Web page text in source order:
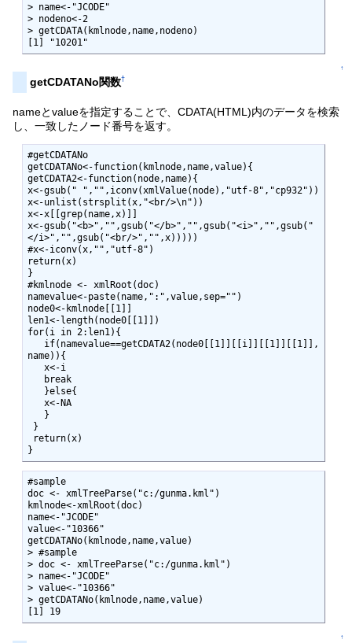
> name<-"JCODE"
> nodeno<-2
> getCDATA(kmlnode,name,nodeno)
[1] "10201"
↑
getCDATANo関数†
nameとvalueを指定することで、CDATA(HTML)内のデータを検索
し、一致したノード番号を返す。
#getCDATANo
getCDATANo<-function(kmlnode,name,value){
getCDATA2<-function(node,name){
x<-gsub(" ","",iconv(xmlValue(node),"utf-8","cp932"))
x<-unlist(strsplit(x,"<br/>\n"))
x<-x[[grep(name,x)]]
x<-gsub("<b>","",gsub("</b>","",gsub("<i>","",gsub("
</i>","",gsub("<br/>","",x)))))
#x<-iconv(x,"","utf-8")
return(x)
}
#kmlnode <- xmlRoot(doc)
namevalue<-paste(name,":",value,sep="")
node0<-kmlnode[[1]]
len1<-length(node0[[1]])
for(i in 2:len1){
name)){
}
#sample
doc <- xmlTreeParse("c:/gunma.kml")
kmlnode<-xmlRoot(doc)
name<-"JCODE"
value<-"10366"
getCDATANo(kmlnode,name,value)
> #sample
> doc <- xmlTreeParse("c:/gunma.kml")
> name<-"JCODE"
> value<-"10366"
> getCDATANo(kmlnode,name,value)
[1] 19
↑